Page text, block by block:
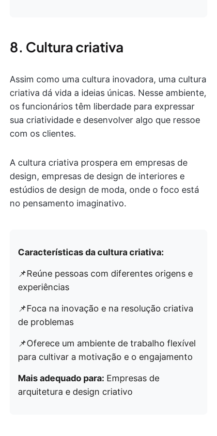
8. Cultura criativa
Assim como uma cultura inovadora, uma cultura
criativa dá vida a ideias únicas. Nesse ambiente,
os funcionários têm liberdade para expressar
sua criatividade e desenvolver algo que ressoe
com os clientes.
A cultura criativa prospera em empresas de
design, empresas de design de interiores e
estúdios de design de moda, onde o foco está
no pensamento imaginativo.
Características da cultura criativa:
📌Reúne pessoas com diferentes origens e
experiências
📌Foca na inovação e na resolução criativa
de problemas
📌Oferece um ambiente de trabalho flexível
para cultivar a motivação e o engajamento
Mais adequado para: Empresas de
arquitetura e design criativo